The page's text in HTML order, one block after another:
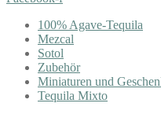
100% Agave-Tequila
Mezcal
Sotol
Zubehör
Miniaturen und
Tequila Mixto